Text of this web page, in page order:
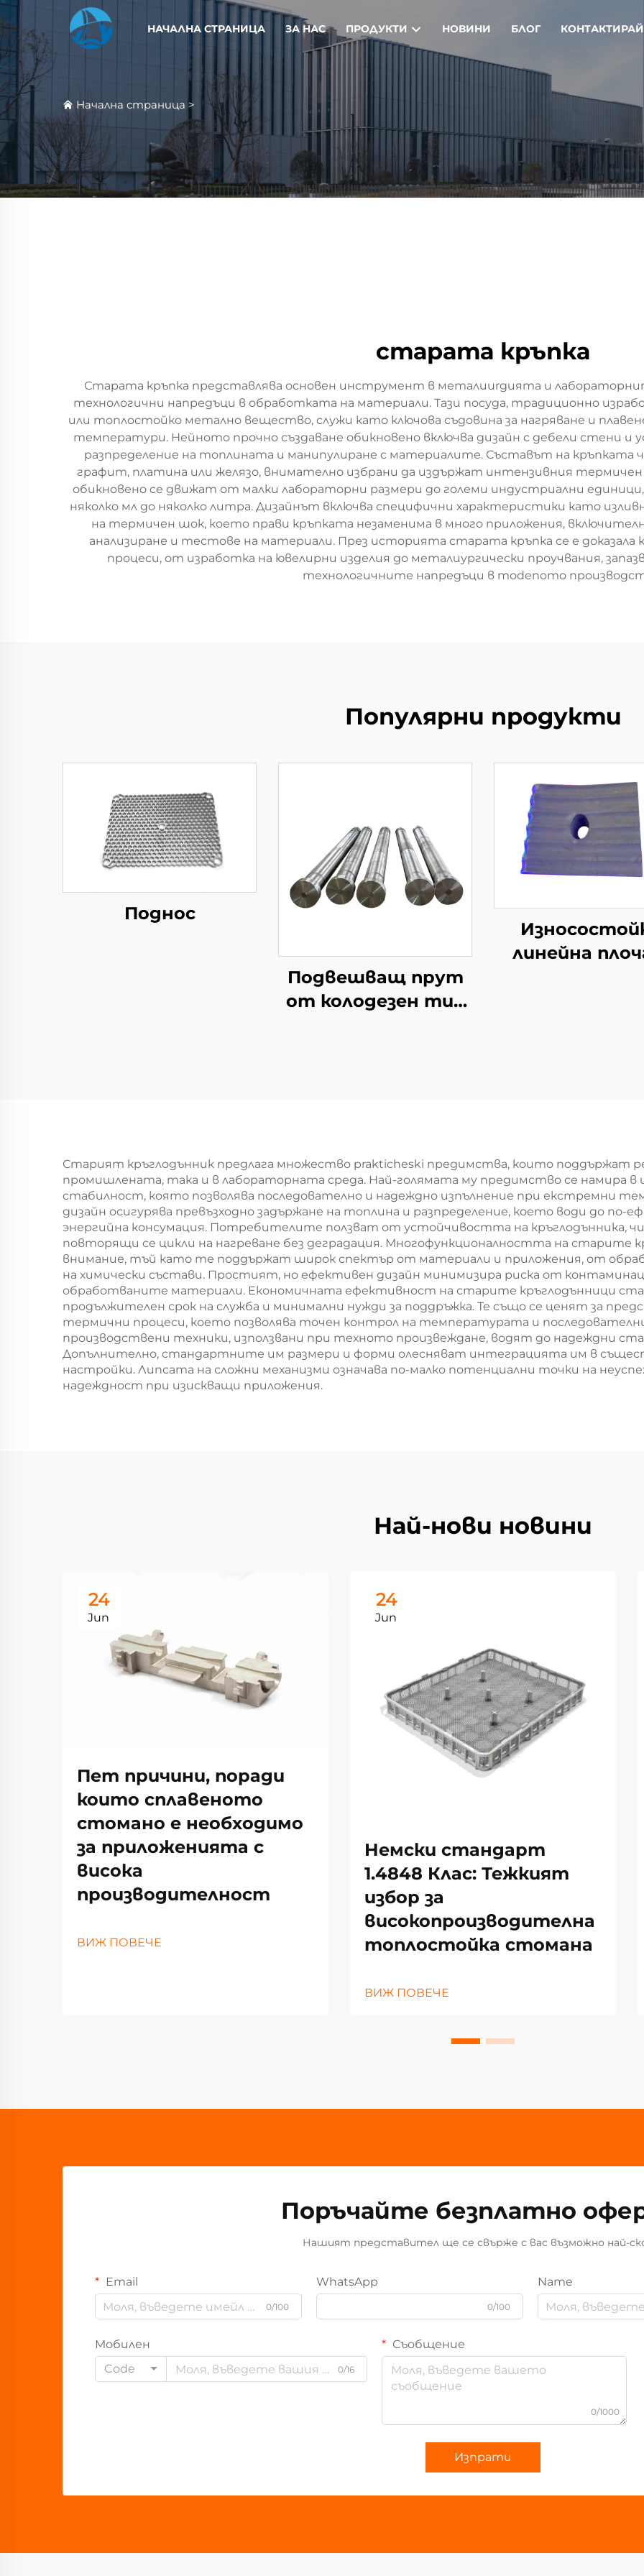
НАЧАЛНА СТРАНИЦА ЗА НАС ПРОДУКТИ НОВИНИ БЛОГ
Начална страница >
старата кръпка
Старата кръпка представлява основен инструмент в металиurgията и
технологични напредъци в обработката на материали. Тази посуда, традиционно
или топлостойко метално вещество, служи като ключова съдовина за нагряване и
температури. Нейното прочно създаване обикновено включва дизайн с дебели стени и
разпределение на топлината и манипулиране с материалите. Съставът на кръпката
графит, платина или желязо, внимателно избрани да издържат интензивния
обикновено се движат от малки лабораторни размери до големи индустриални
няколко мл до няколко литра. Дизайнът включва специфични характеристики като
на термичен шок, което прави кръпката незаменима в много приложения,
анализиране и тестове на материали. През историята старата кръпка се е доказала
процеси, от изработка на ювелирни изделия до металиургически проучвания,
технологичните напредъци в modenото
Популярни продукти
Поднос
Подвешващ прут
от колодезен тип
линейна
Старият кръглодънник предлага множество prakticheski предимства, които поддържат
промишлената, така и в лабораторната среда. Най-голямата му предимство се намира
стабилност, която позволява последователно и надеждно изпълнение при екстремни
дизайн осигурява превъзходно задържане на топлина и разпределение, което води до по-
энергийна консумация. Потребителите ползват от устойчивостта на кръглодънника,
повторящи се цикли на нагреване без деградация. Многофункционалността на старите
внимание, тъй като те поддържат широк спектър от материали и приложения, от
на химически състави. Простият, но ефективен дизайн минимизира риска от
обработваните материали. Економичната ефективност на старите кръглодънници
продължителен срок на служба и минимални нужди за поддръжка. Те също се ценят за
термични процеси, което позволява точен контрол на температурата и
производствени техники, използвани при техното произвеждане, водят до надеждни
Допълнително, стандартните им размери и форми олесняват интеграцията им в
настройки. Липсата на сложни механизми означава по-малко потенциални точки на
надеждност при изискващи приложения.
Най-нови новини
24
Jun
Пет причини, поради
които сплавеното
стомано е необходимо
за приложенията с
висока
производителност
ВИЖ ПОВЕЧЕ
24
Jun
Немски стандарт
1.4848 Клас: Тежкият
избор за
високопроизводителна
топлостойка стомана
ВИЖ ПОВЕЧЕ
Поръчайте безплатно
Нашият представител ще се свърже с вас възможно най-
Email
0/100
WhatsApp
0/100
Name
Мобилен
Code
0/16
Съобщение
0/1000
Изпрати